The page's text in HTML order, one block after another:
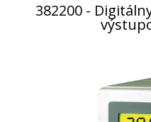
382200 -